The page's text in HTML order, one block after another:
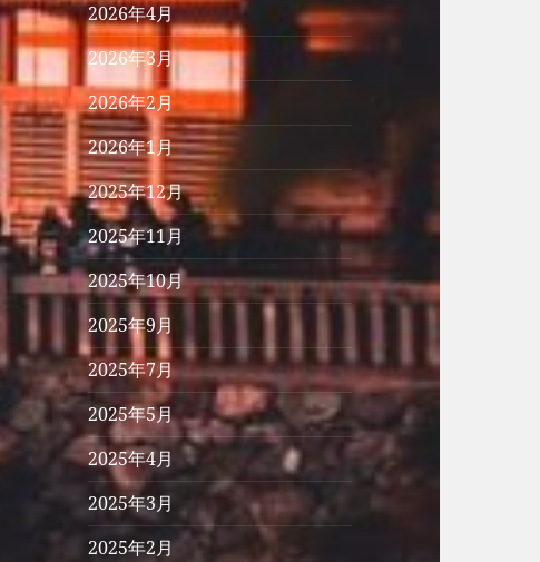
2026年4月
2026年3月
2026年2月
2026年1月
2025年12月
2025年11月
2025年10月
2025年9月
2025年7月
2025年5月
2025年4月
2025年3月
2025年2月